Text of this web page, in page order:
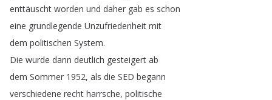
enttäuscht worden und daher gab es schon
eine grundlegende Unzufriedenheit mit
dem politischen System.
Die wurde dann deutlich gesteigert ab
dem Sommer 1952, als die SED begann
verschiedene recht harrsche, politische